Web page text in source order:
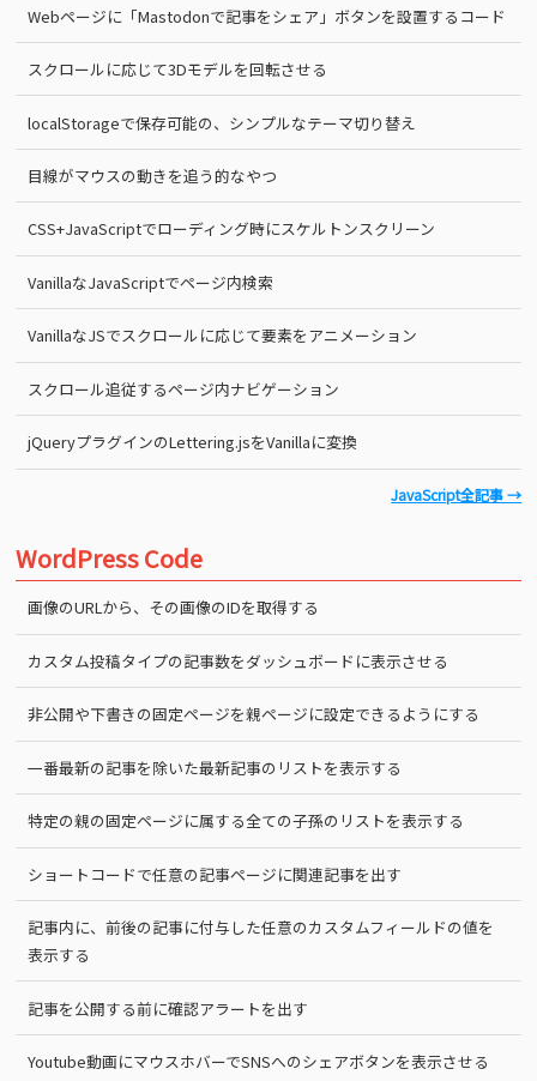
Webページに「Mastodonで記事をシェア」ボタンを設置するコード
スクロールに応じて3Dモデルを回転させる
localStorageで保存可能の、シンプルなテーマ切り替え
目線がマウスの動きを追う的なやつ
CSS+JavaScriptでローディング時にスケルトンスクリーン
VanillaなJavaScriptでページ内検索
VanillaなJSでスクロールに応じて要素をアニメーション
スクロール追従するページ内ナビゲーション
jQueryプラグインのLettering.jsをVanillaに変換
JavaScript全記事 →
WordPress Code
画像のURLから、その画像のIDを取得する
カスタム投稿タイプの記事数をダッシュボードに表示させる
非公開や下書きの固定ページを親ページに設定できるようにする
一番最新の記事を除いた最新記事のリストを表示する
特定の親の固定ページに属する全ての子孫のリストを表示する
ショートコードで任意の記事ページに関連記事を出す
記事内に、前後の記事に付与した任意のカスタムフィールドの値を
表示する
記事を公開する前に確認アラートを出す
Youtube動画にマウスホバーでSNSへのシェアボタンを表示させる